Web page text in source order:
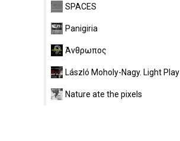
SPACES
Panigiria
Άνθρωπος
László Moholy-Nagy. Light Play
Nature ate the pixels